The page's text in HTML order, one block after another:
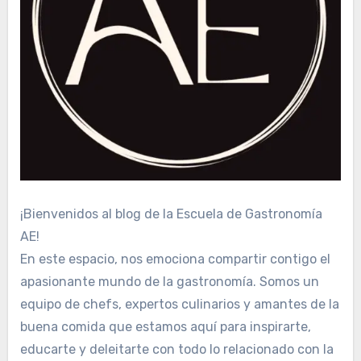
¡Bienvenidos al blog de la Escuela de Gastronomía
AE!
En este espacio, nos emociona compartir contigo el
apasionante mundo de la gastronomía. Somos un
equipo de chefs, expertos culinarios y amantes de la
buena comida que estamos aquí para inspirarte,
educarte y deleitarte con todo lo relacionado con la